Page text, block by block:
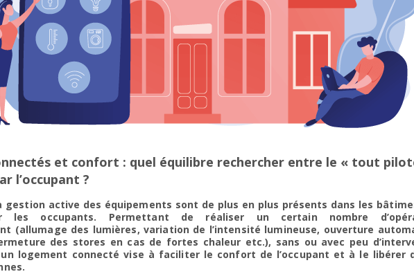
et confort : quel équilibre rechercher entre le « tout
l’occupant ?
gestion active des équipements sont de plus en plus présents dans les
les occupants. Permettant de réaliser un certain nombre
(allumage des lumières, variation de l’intensité lumineuse, ouverture
des stores en cas de fortes chaleur etc.), sans ou avec peu
logement connecté vise à faciliter le confort de l’occupant et à le libérer